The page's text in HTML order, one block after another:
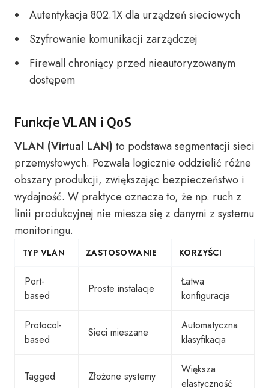
Autentykacja 802.1X dla urządzeń sieciowych
Szyfrowanie komunikacji zarządczej
Firewall chroniący przed nieautoryzowanym
dostępem
Funkcje VLAN i QoS
VLAN (Virtual LAN) to podstawa segmentacji sieci
przemysłowych. Pozwala logicznie oddzielić różne
obszary produkcji, zwiększając bezpieczeństwo i
wydajność. W praktyce oznacza to, że np. ruch z
linii produkcyjnej nie miesza się z danymi z systemu
monitoringu.
TYP VLAN ZASTOSOWANIE KORZYŚCI
Port-
based
Proste instalacje
Łatwa
konfiguracja
Protocol-
based
Sieci mieszane
Automatyczna
klasyfikacja
Tagged Złożone systemy
Większa
elastyczność